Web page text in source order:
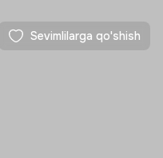
Sevimlilarga qo'shish